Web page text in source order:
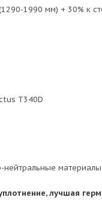
1990 мм) + 30% к
T340D
нейтральные
лучшая